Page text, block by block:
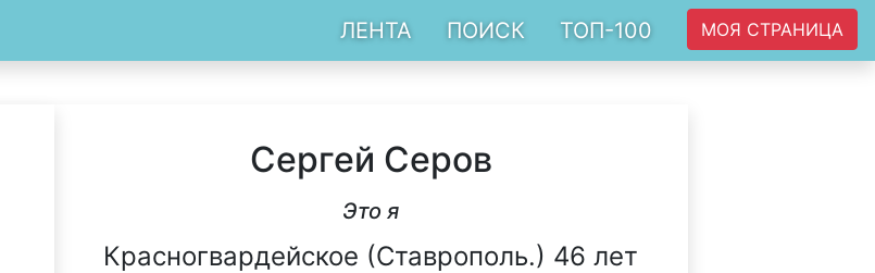
ЛЕНТА ПОИСК ТОП-100 МОЯ СТРАНИЦА
Сергей Серов
Это я
Красногвардейское (Ставрополь.) 46 лет